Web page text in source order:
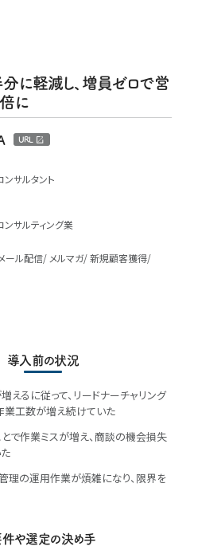
に軽減し、増員ゼロで営
に
URL
サルタント
サルティング業
ール配信 メルマガ 新規顧客獲得
導入前の状況
えるに従って、リードナーチャリング
業工数が増え続けていた
で作業ミスが増え、商談の機会損失
理の運用作業が煩雑になり、限界を
件や選定の決め手